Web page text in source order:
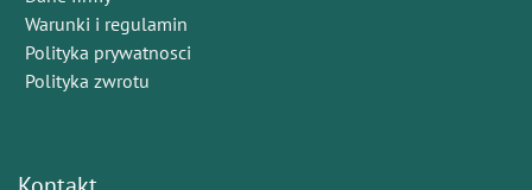
Warunki i regulamin
Polityka prywatnosci
Polityka zwrotu